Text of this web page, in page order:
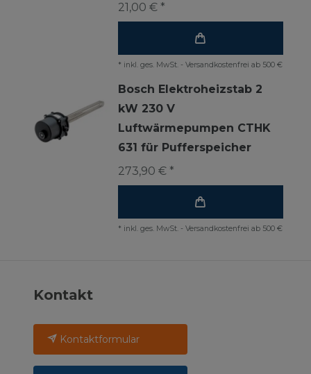
21,00 € *
* inkl. ges. MwSt. - Versandkostenfrei ab 500 €
Bosch Elektroheizstab 2
kW 230 V
Luftwärmepumpen CTHK
631 für Pufferspeicher
273,90 € *
* inkl. ges. MwSt. - Versandkostenfrei ab 500 €
Kontakt
Kontaktformular